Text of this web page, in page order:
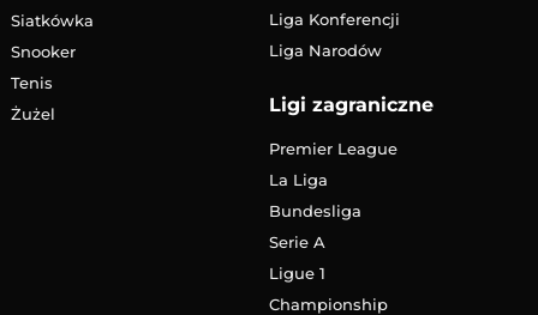
Siatkówka
Snooker
Tenis
Żużel
Liga Konferencji
Liga Narodów
Ligi zagraniczne
Premier League
La Liga
Bundesliga
Serie A
Ligue 1
Championship